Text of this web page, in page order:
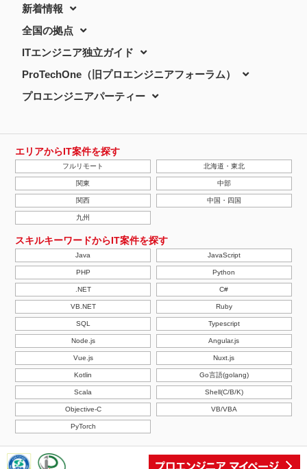
新着情報
全国の拠点
ITエンジニア独立ガイド
ProTechOne（旧プロエンジニアフォーラム）
プロエンジニアパーティー
エリアからIT案件を探す
フルリモート 北海道・東北
関東 中部
関西 中国・四国
九州
スキルキーワードからIT案件を探す
Java JavaScript
PHP Python
.NET C#
VB.NET Ruby
SQL Typescript
Node.js Angular.js
Vue.js Nuxt.js
Kotlin Go言語(golang)
Scala Shell(C/B/K)
Objective-C VB/VBA
PyTorch